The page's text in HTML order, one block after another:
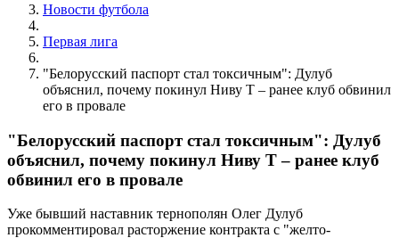
Новости футбола
Первая лига
"Белорусский паспорт стал токсичным": Дулуб
объяснил, почему покинул Ниву Т – ранее клуб обвинил
его в провале
"Белорусский паспорт стал токсичным": Дулуб
объяснил, почему покинул Ниву Т – ранее клуб
обвинил его в провале
Уже бывший наставник тернополян Олег Дулуб
прокомментировал расторжение контракта с "желто-